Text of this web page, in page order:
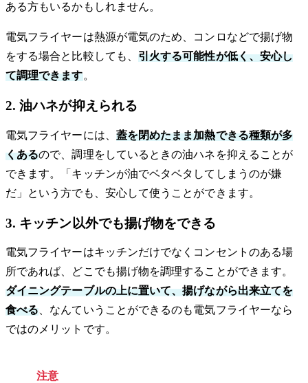
ある方もいるかもしれません。
電気フライヤーは熱源が電気のため、コンロなどで揚げ物
をする場合と比較しても、 引火する可能性が低く、安心し
て調理できます。
2. 油ハネが抑えられる
電気フライヤーには、 蓋を閉めたまま加熱できる種類が多
くあるので、調理をしているときの油ハネを抑えることが
できます。「キッチンが油でベタベタしてしまうのが嫌
だ」という方でも、安心して使うことができます。
3. キッチン以外でも揚げ物をできる
電気フライヤーはキッチンだけでなくコンセントのある場
所であれば、どこでも揚げ物を調理することができます。
ダイニングテーブルの上に置いて、揚げながら出来立てを
食べる 、なんていうことができるのも電気フライヤーなら
ではのメリットです。
注意